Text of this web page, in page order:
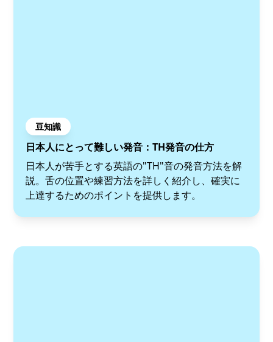
豆知識
日本人にとって難しい発音：TH発音の仕方
日本人が苦手とする英語の"TH"音の発音方法を解
説。舌の位置や練習方法を詳しく紹介し、確実に
上達するためのポイントを提供します。